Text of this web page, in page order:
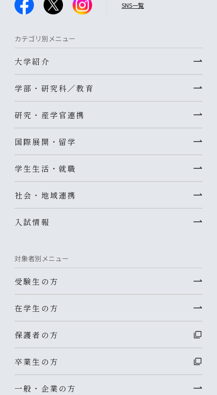
SNS一覧
カテゴリ別メニュー
大学紹介
学部・研究科／教育
研究・産学官連携
国際展開・留学
学生生活・就職
社会・地域連携
入試情報
対象者別メニュー
受験生の方
在学生の方
保護者の方
卒業生の方
一般・企業の方